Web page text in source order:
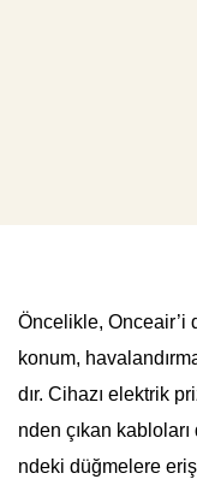
Öncelikle, Onceair’i
konum,
dır. Cihazı elektrik
nden çıkan
ndeki düğmelere